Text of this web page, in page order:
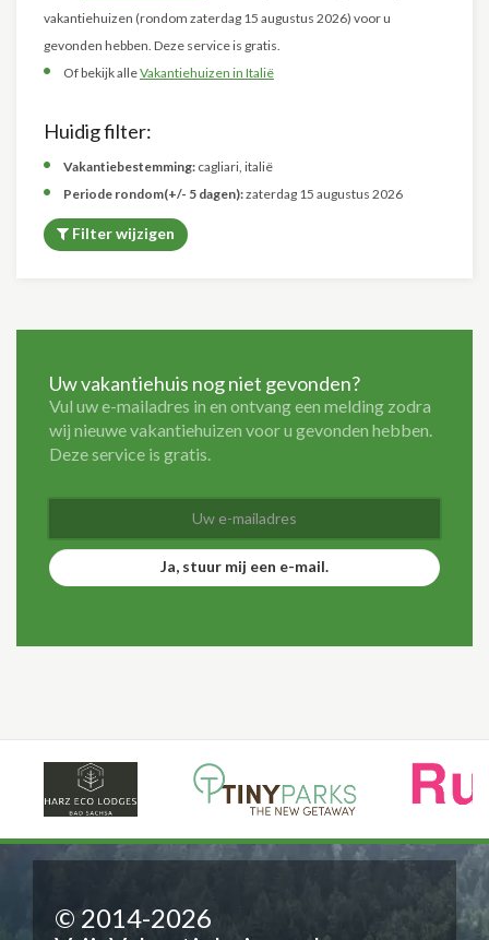
vakantiehuizen (rondom zaterdag 15 augustus 2026) voor u
gevonden hebben. Deze service is gratis.
Of bekijk alleVakantiehuizen in Italië
Huidig filter:
Vakantiebestemming: cagliari, italië
Periode rondom(+/- 5 dagen):zaterdag 15 augustus 2026
Filter wijzigen
Uw vakantiehuis nog niet gevonden?
Vul uw e-mailadres in en ontvang een melding zodra
wij nieuwe vakantiehuizen voor u gevonden hebben.
Deze service is gratis.
Ja, stuur mij een e-mail.
© 2014-2026